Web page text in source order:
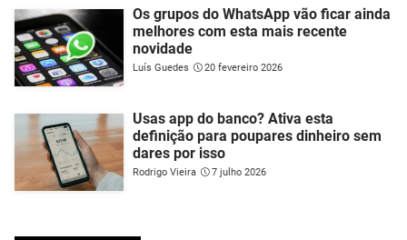
Os grupos do WhatsApp vão ficar ainda
melhores com esta mais recente
novidade
Luís Guedes 20 fevereiro 2026
Usas app do banco? Ativa esta
definição para poupares dinheiro sem
dares por isso
Rodrigo Vieira 7 julho 2026